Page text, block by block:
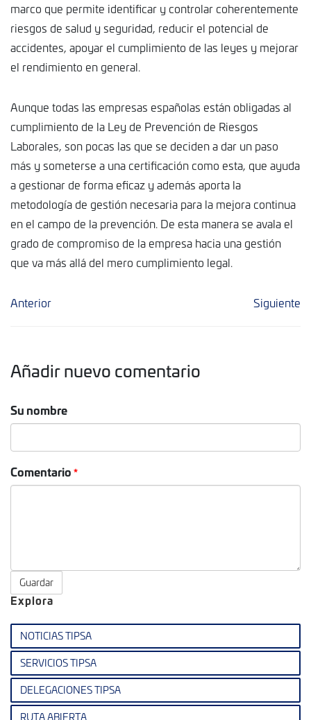
marco que permite identificar y controlar coherentemente
riesgos de salud y seguridad, reducir el potencial de
accidentes, apoyar el cumplimiento de las leyes y mejorar
el rendimiento en general.
Aunque todas las empresas españolas están obligadas al
cumplimiento de la Ley de Prevención de Riesgos
Laborales, son pocas las que se deciden a dar un paso
más y someterse a una certificación como esta, que ayuda
a gestionar de forma eficaz y además aporta la
metodología de gestión necesaria para la mejora continua
en el campo de la prevención. De esta manera se avala el
grado de compromiso de la empresa hacia una gestión
que va más allá del mero cumplimiento legal.
Anterior Siguiente
Añadir nuevo comentario
Su nombre
Comentario
Guardar
Explora
NOTICIAS TIPSA
SERVICIOS TIPSA
DELEGACIONES TIPSA
RUTA ABIERTA